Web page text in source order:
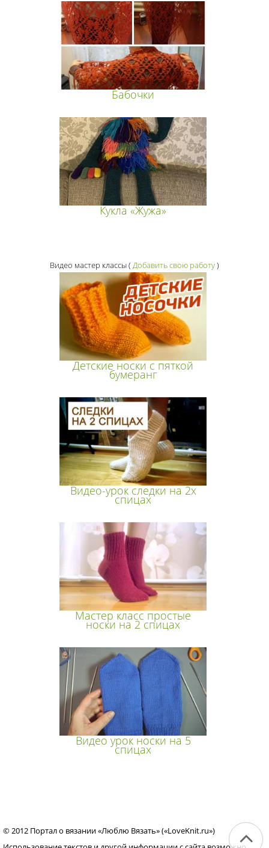
Бабочки
Кукла «Жужа»
Видео мастер классы( Добавить свою работу)
Детские носки с пяткой
бумеранг
Видео-урок следки на 2х
спицах
Мастер класс простые
носки на 2 спицах
Видео урок носки на 5
спицах
© 2012 Портал о вязании «Люблю Вязать» («LoveKnit.ru»)